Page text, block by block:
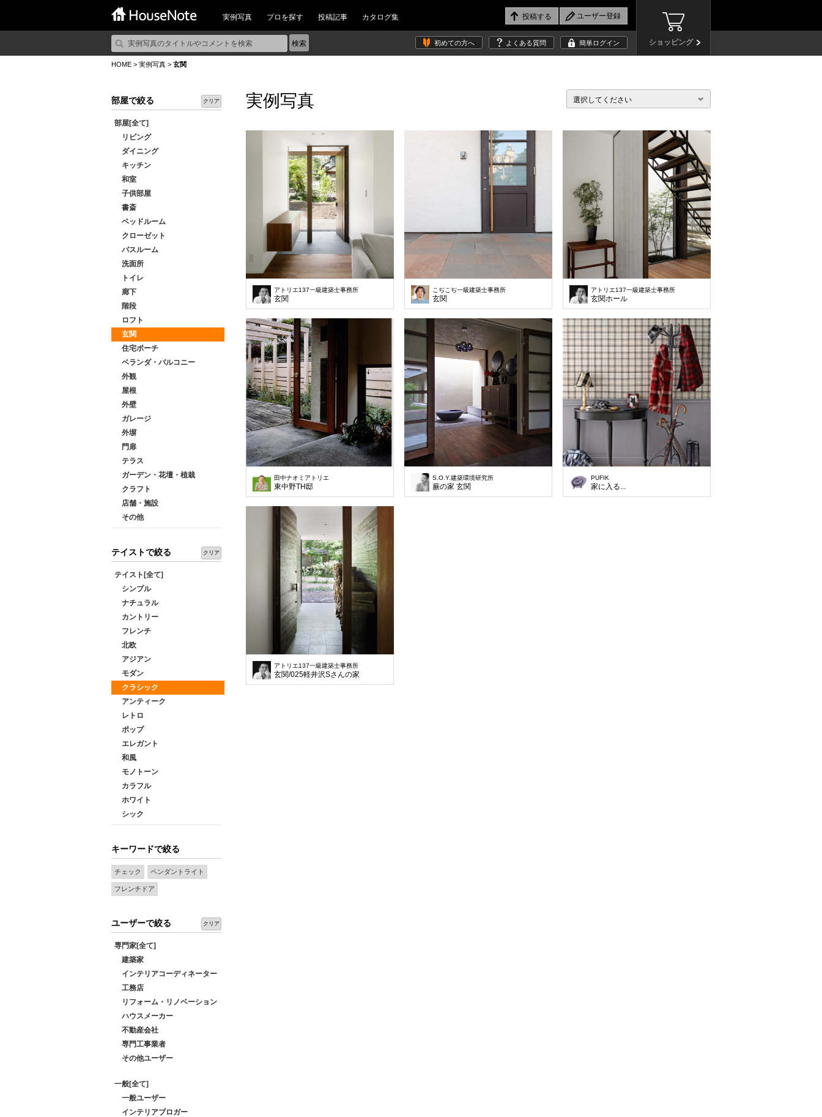
実例写真 プロを探す 投稿記事 カタログ集
ショッピング
初めての方へ よくある質問 簡単ログイン
HOME > 実例写真 > 玄関
部屋で絞る クリア
部屋[全て]
リビング
ダイニング
キッチン
和室
子供部屋
書斎
ベッドルーム
クローゼット
バスルーム
洗面所
トイレ
廊下
階段
ロフト
玄関
住宅ポーチ
ベランダ・バルコニー
外観
屋根
外壁
ガレージ
外塀
門扉
テラス
ガーデン・花壇・植栽
クラフト
店舗・施設
その他
テイストで絞る クリア
テイスト[全て]
シンプル
ナチュラル
カントリー
フレンチ
北欧
アジアン
モダン
クラシック
アンティーク
レトロ
ポップ
エレガント
和風
モノトーン
カラフル
ホワイト
シック
キーワードで絞る
チェック ペンダントライト
フレンチドア
ユーザーで絞る クリア
専門家[全て]
建築家
インテリアコーディネーター
工務店
リフォーム・リノベーション
ハウスメーカー
不動産会社
専門工事業者
その他ユーザー
一般[全て]
一般ユーザー
インテリアブロガー
実例写真 選択してください
アトリエ137一級建築士事務所
玄関
こぢこぢ一級建築士事務所
玄関
アトリエ137一級建築士事務所
玄関ホール
田中ナオミアトリエ
東中野TH邸
S.O.Y.建築環境研究所
蕨の家 玄関
PUFIK
家に入る...
アトリエ137一級建築士事務所
玄関/025軽井沢Sさんの家